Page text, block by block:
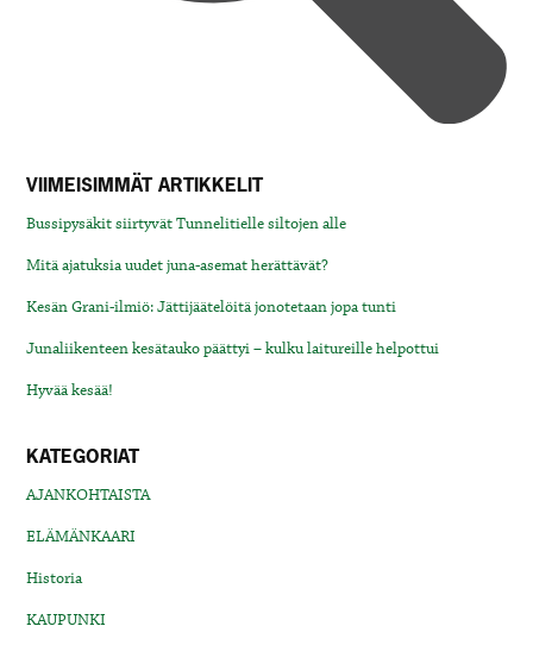
VIIMEISIMMÄT ARTIKKELIT
Bussipysäkit siirtyvät Tunnelitielle siltojen alle
Mitä ajatuksia uudet juna-asemat herättävät?
Kesän Grani-ilmiö: Jättijäätelöitä jonotetaan jopa tunti
Junaliikenteen kesätauko päättyi – kulku laitureille helpottui
Hyvää kesää!
KATEGORIAT
AJANKOHTAISTA
ELÄMÄNKAARI
Historia
KAUPUNKI